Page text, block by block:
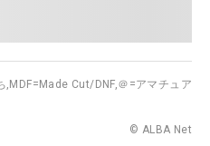
, MDF=Made Cut/DNF,＠=アマチュア
© ALBA Net